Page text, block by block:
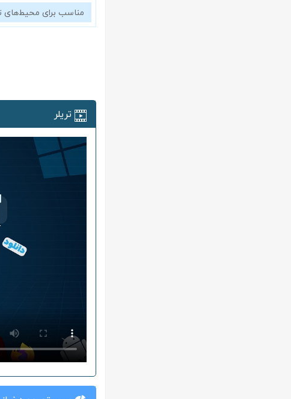
مناسب برای محیط‌های
تریلر